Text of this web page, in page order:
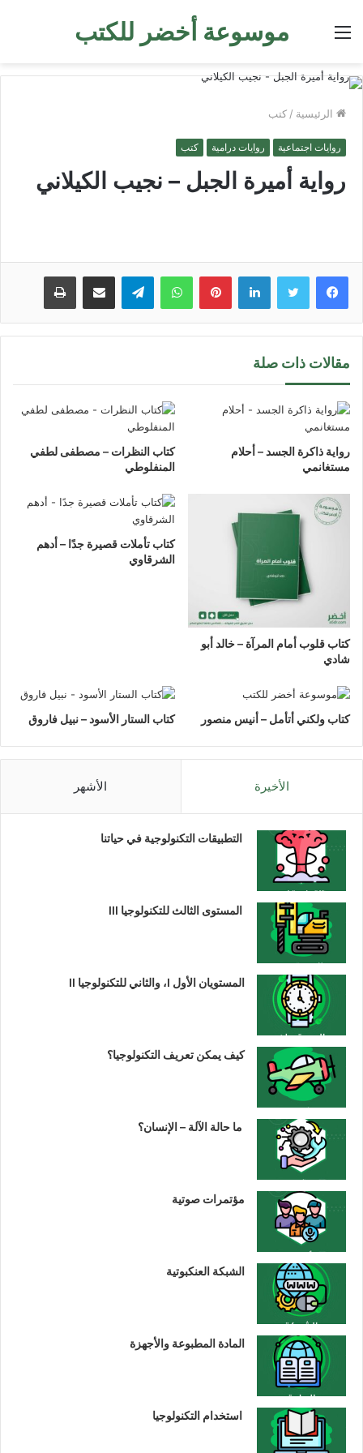
موسوعة أخضر للكتب القائمة
الرئيسية / كتب
روايات اجتماعية روايات درامية كتب
رواية أميرة الجبل – نجيب الكيلاني
لينكدإن بينتيريستواتساب تيلقرام مشاركة عبر البريد طباعة
مقالات ذات صلة
رواية ذاكرة الجسد – أحلام
مستغانمي
كتاب النظرات – مصطفى لطفي
المنفلوطي
كتاب قلوب أمام المرآة – خالد أبو
شادي
كتاب تأملات قصيرة جدًا – أدهم
الشرقاوي
كتاب ولكني أتأمل – أنيس منصور كتاب الستار الأسود – نبيل فاروق
الأخيرة الأشهر
التطبيقات التكنولوجية في حياتنا
المستوى الثالث للتكنولوجيا III
المستويان الأول I، والثاني للتكنولوجيا II
كيف يمكن تعريف التكنولوجيا؟
ما حالة الآلة – الإنسان؟
مؤتمرات صوتية
الشبكة العنكبوتية
المادة المطبوعة والأجهزة
استخدام التكنولوجيا